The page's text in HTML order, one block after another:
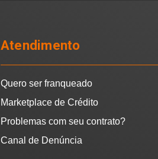
Atendimento
Quero ser franqueado
Marketplace de Crédito
Problemas com seu contrato?
Canal de Denúncia